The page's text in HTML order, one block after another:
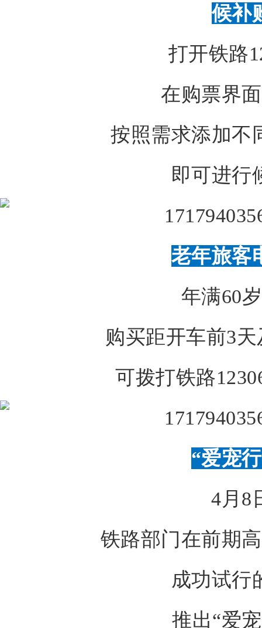
候补
打开铁路
在购票界
按照需求添加不
即可进行
老年旅客
年满60
购买距开车前3
可拨打铁路
“爱宠
4月8
铁路部门在前期
成功试行
推出“爱